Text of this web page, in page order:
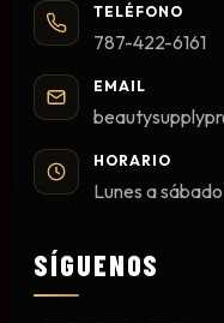
TELÉFONO
787-422-6161
EMAIL
HORARIO
Lunes a
SÍGUENOS